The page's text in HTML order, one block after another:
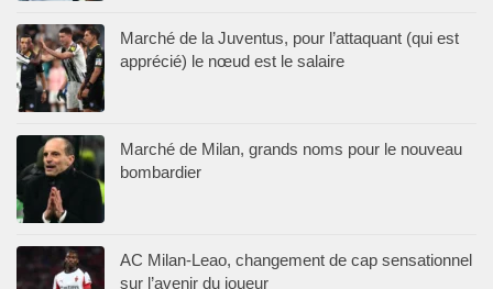
Marché de la Juventus, pour l’attaquant (qui est
apprécié) le nœud est le salaire
Marché de Milan, grands noms pour le nouveau
bombardier
AC Milan-Leao, changement de cap sensationnel
sur l’avenir du joueur